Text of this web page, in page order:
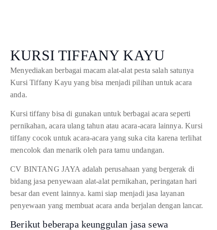
KURSI TIFFANY KAYU
Menyediakan berbagai macam alat-alat pesta salah satunya
Kursi Tiffany Kayu yang bisa menjadi pilihan untuk acara
anda.
Kursi tiffany bisa di gunakan untuk berbagai acara seperti
pernikahan, acara ulang tahun atau acara-acara lainnya. Kursi
tiffany cocok untuk acara-acara yang suka cita karena terlihat
mencolok dan menarik oleh para tamu undangan.
CV BINTANG JAYA adalah perusahaan yang bergerak di
bidang jasa penyewaan alat-alat pernikahan, peringatan hari
besar dan event lainnya. kami siap menjadi jasa layanan
penyewaan yang membuat acara anda berjalan dengan lancar.
Berikut beberapa keunggulan jasa sewa